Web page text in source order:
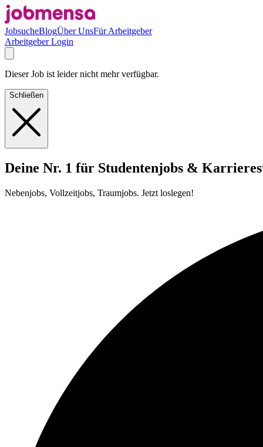
JobsucheBlogÜber UnsFür Arbeitgeber
Arbeitgeber Login
Dieser Job ist leider nicht mehr verfügbar.
Schließen
Deine Nr. 1 für Studentenjobs &
Nebenjobs, Vollzeitjobs, Traumjobs. Jetzt loslegen!